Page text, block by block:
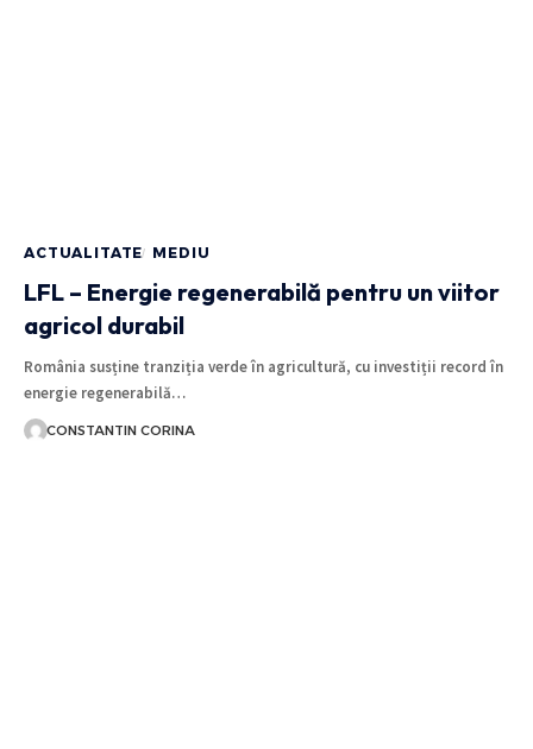
ACTUALITATE MEDIU
LFL – Energie regenerabilă pentru un viitor
agricol durabil
România susține tranziția verde în agricultură, cu investiții record în
energie regenerabilă…
CONSTANTIN CORINA